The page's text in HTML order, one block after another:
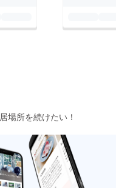
場所を続けたい！